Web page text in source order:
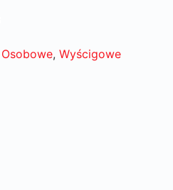
Osobowe, Wyścigowe